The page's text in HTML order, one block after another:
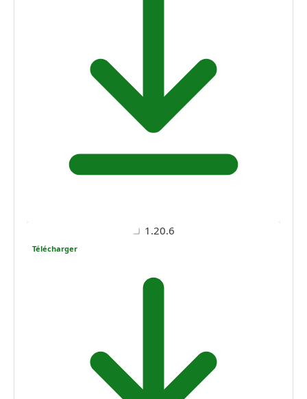
1.20.6
Télécharger